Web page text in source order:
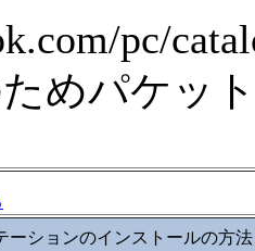
pc/
ためパケッ
ーションのインストールの方法